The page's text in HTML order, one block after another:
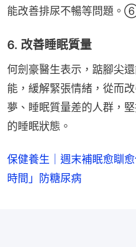
能改善排尿不暢
6. 改善睡眠質量‌
何劍豪醫生表示，‌踮腳尖還能幫助調節神經系統功
能，‌緩解緊張情緒，‌從而改善睡眠質量。‌對於失眠多
夢、‌睡眠質量差的人群，‌堅持踮腳尖有助於恢復良好
的睡眠狀態。
保健養生｜週末補眠愈瞓
時間」防糖尿病